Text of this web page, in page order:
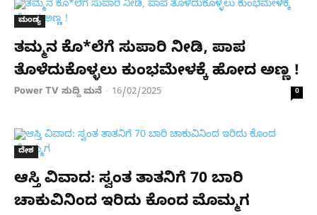
ಮಂಡ್ಯ
ತಮ್ಮನ ಕೊ*ಲೆಗೆ ಸುಪಾರಿ ನೀಡಿ, ಪಾಪ
ತೊಳೆದುಕೊಳ್ಳಲು ಕುಂಭಮೇಳಕ್ಕೆ ಹೋದ ಅಣ್ಣ !
Power TV ಸುದ್ದಿ ಮನೆ - 16/02/2025 0
ದೇಶ
ಆಸ್ತಿ ವಿವಾದ: ಸ್ವಂತ ತಾತನಿಗೆ 70 ಬಾರಿ
ಚಾಕುವಿನಿಂದ ಇರಿದು ಕೊಂದ ಮೊಮ್ಮಗ